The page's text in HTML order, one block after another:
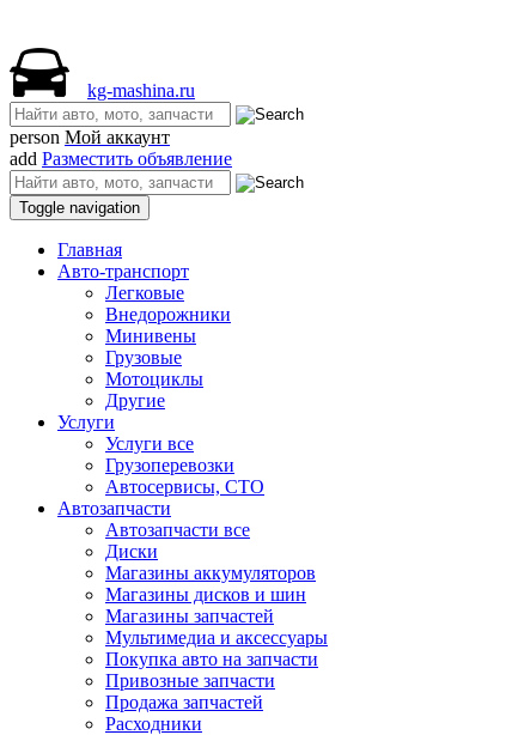
kg-mashina.ru
person Мой аккаунт
add Разместить объявление
Toggle navigation
Главная
Авто-транспорт
Легковые
Внедорожники
Минивены
Грузовые
Мотоциклы
Другие
Услуги
Услуги все
Грузоперевозки
Автосервисы, СТО
Автозапчасти
Автозапчасти все
Диски
Магазины аккумуляторов
Магазины дисков и шин
Магазины запчастей
Мультимедиа и аксессуары
Покупка авто на запчасти
Привозные запчасти
Продажа запчастей
Расходники